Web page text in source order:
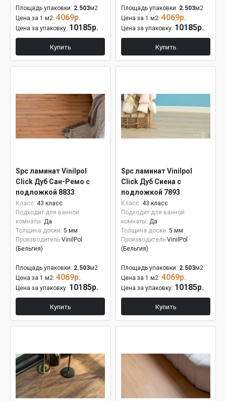
Площадь упаковки: 2.503м2
Цена за 1 м2: 4069р.
Цена за упаковку: 10185р.
Купить
Площадь упаковки: 2.503м2
Цена за 1 м2: 4069р.
Цена за упаковку: 10185р.
Купить
Spc ламинат Vinilpol
Click Дуб Сан-Ремо с
подложкой 8833
Класс: 43 класс
Подходит для ванной
комнаты: Да
Толщина доски: 5 мм
Производитель VinilPol
(Бельгия)
Площадь упаковки: 2.503м2
Цена за 1 м2: 4069р.
Цена за упаковку: 10185р.
Купить
Spc ламинат Vinilpol
Click Дуб Сиена с
подложкой 7893
Класс: 43 класс
Подходит для ванной
комнаты: Да
Толщина доски: 5 мм
Производитель VinilPol
(Бельгия)
Площадь упаковки: 2.503м2
Цена за 1 м2: 4069р.
Цена за упаковку: 10185р.
Купить